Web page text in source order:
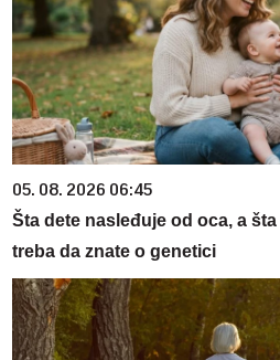
05. 08. 2026 06:45
Šta dete nasleđuje od oca, a
treba da znate o genetici